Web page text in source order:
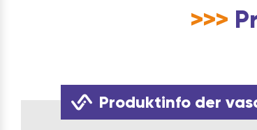
>>>
Produktinfo der